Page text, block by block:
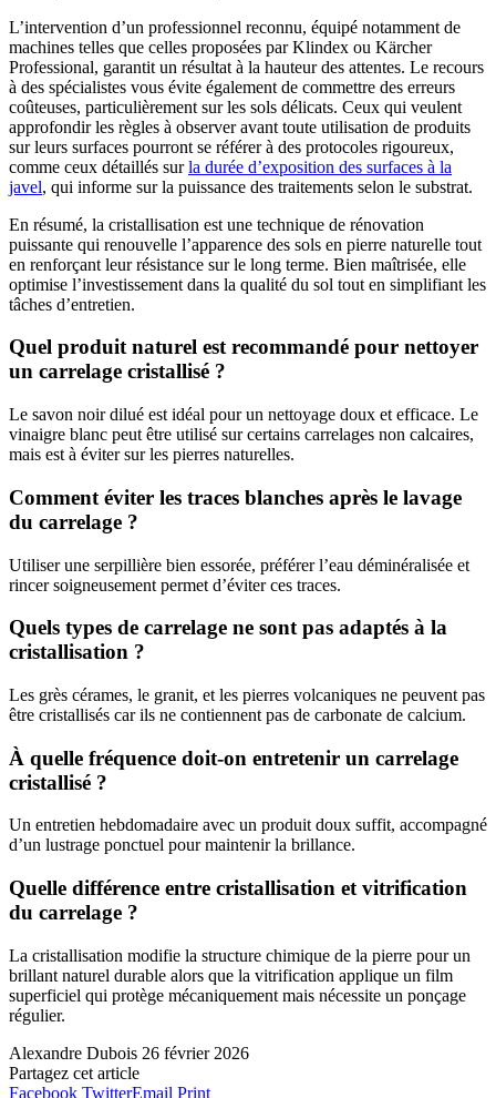
L’intervention d’un professionnel reconnu, équipé notamment de
machines telles que celles proposées par Klindex ou Kärcher
Professional, garantit un résultat à la hauteur des attentes. Le recours
à des spécialistes vous évite également de commettre des erreurs
coûteuses, particulièrement sur les sols délicats. Ceux qui veulent
approfondir les règles à observer avant toute utilisation de produits
sur leurs surfaces pourront se référer à des protocoles rigoureux,
comme ceux détaillés surla durée d’exposition des surfaces à la
javel, qui informe sur la puissance des traitements selon le substrat.
En résumé, la cristallisation est une technique de rénovation
puissante qui renouvelle l’apparence des sols en pierre naturelle tout
en renforçant leur résistance sur le long terme. Bien maîtrisée, elle
optimise l’investissement dans la qualité du sol tout en simplifiant les
tâches d’entretien.
Quel produit naturel est recommandé pour nettoyer
un carrelage cristallisé ?
Le savon noir dilué est idéal pour un nettoyage doux et efficace. Le
vinaigre blanc peut être utilisé sur certains carrelages non calcaires,
mais est à éviter sur les pierres naturelles.
Comment éviter les traces blanches après le lavage
du carrelage ?
Utiliser une serpillière bien essorée, préférer l’eau déminéralisée et
rincer soigneusement permet d’éviter ces traces.
Quels types de carrelage ne sont pas adaptés à la
cristallisation ?
Les grès cérames, le granit, et les pierres volcaniques ne peuvent pas
être cristallisés car ils ne contiennent pas de carbonate de calcium.
À quelle fréquence doit-on entretenir un carrelage
cristallisé ?
Un entretien hebdomadaire avec un produit doux suffit, accompagné
d’un lustrage ponctuel pour maintenir la brillance.
Quelle différence entre cristallisation et vitrification
du carrelage ?
La cristallisation modifie la structure chimique de la pierre pour un
brillant naturel durable alors que la vitrification applique un film
superficiel qui protège mécaniquement mais nécessite un ponçage
régulier.
Alexandre Dubois 26 février 2026
Partagez cet article
Facebook TwitterEmail Print